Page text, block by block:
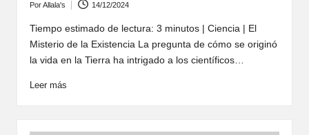
por
PorAllala's 14/12/2024
Tiempo estimado de lectura: 3 minutos | Ciencia | El
Misterio de la Existencia La pregunta de cómo se originó
la vida en la Tierra ha intrigado a los científicos…
Leer más